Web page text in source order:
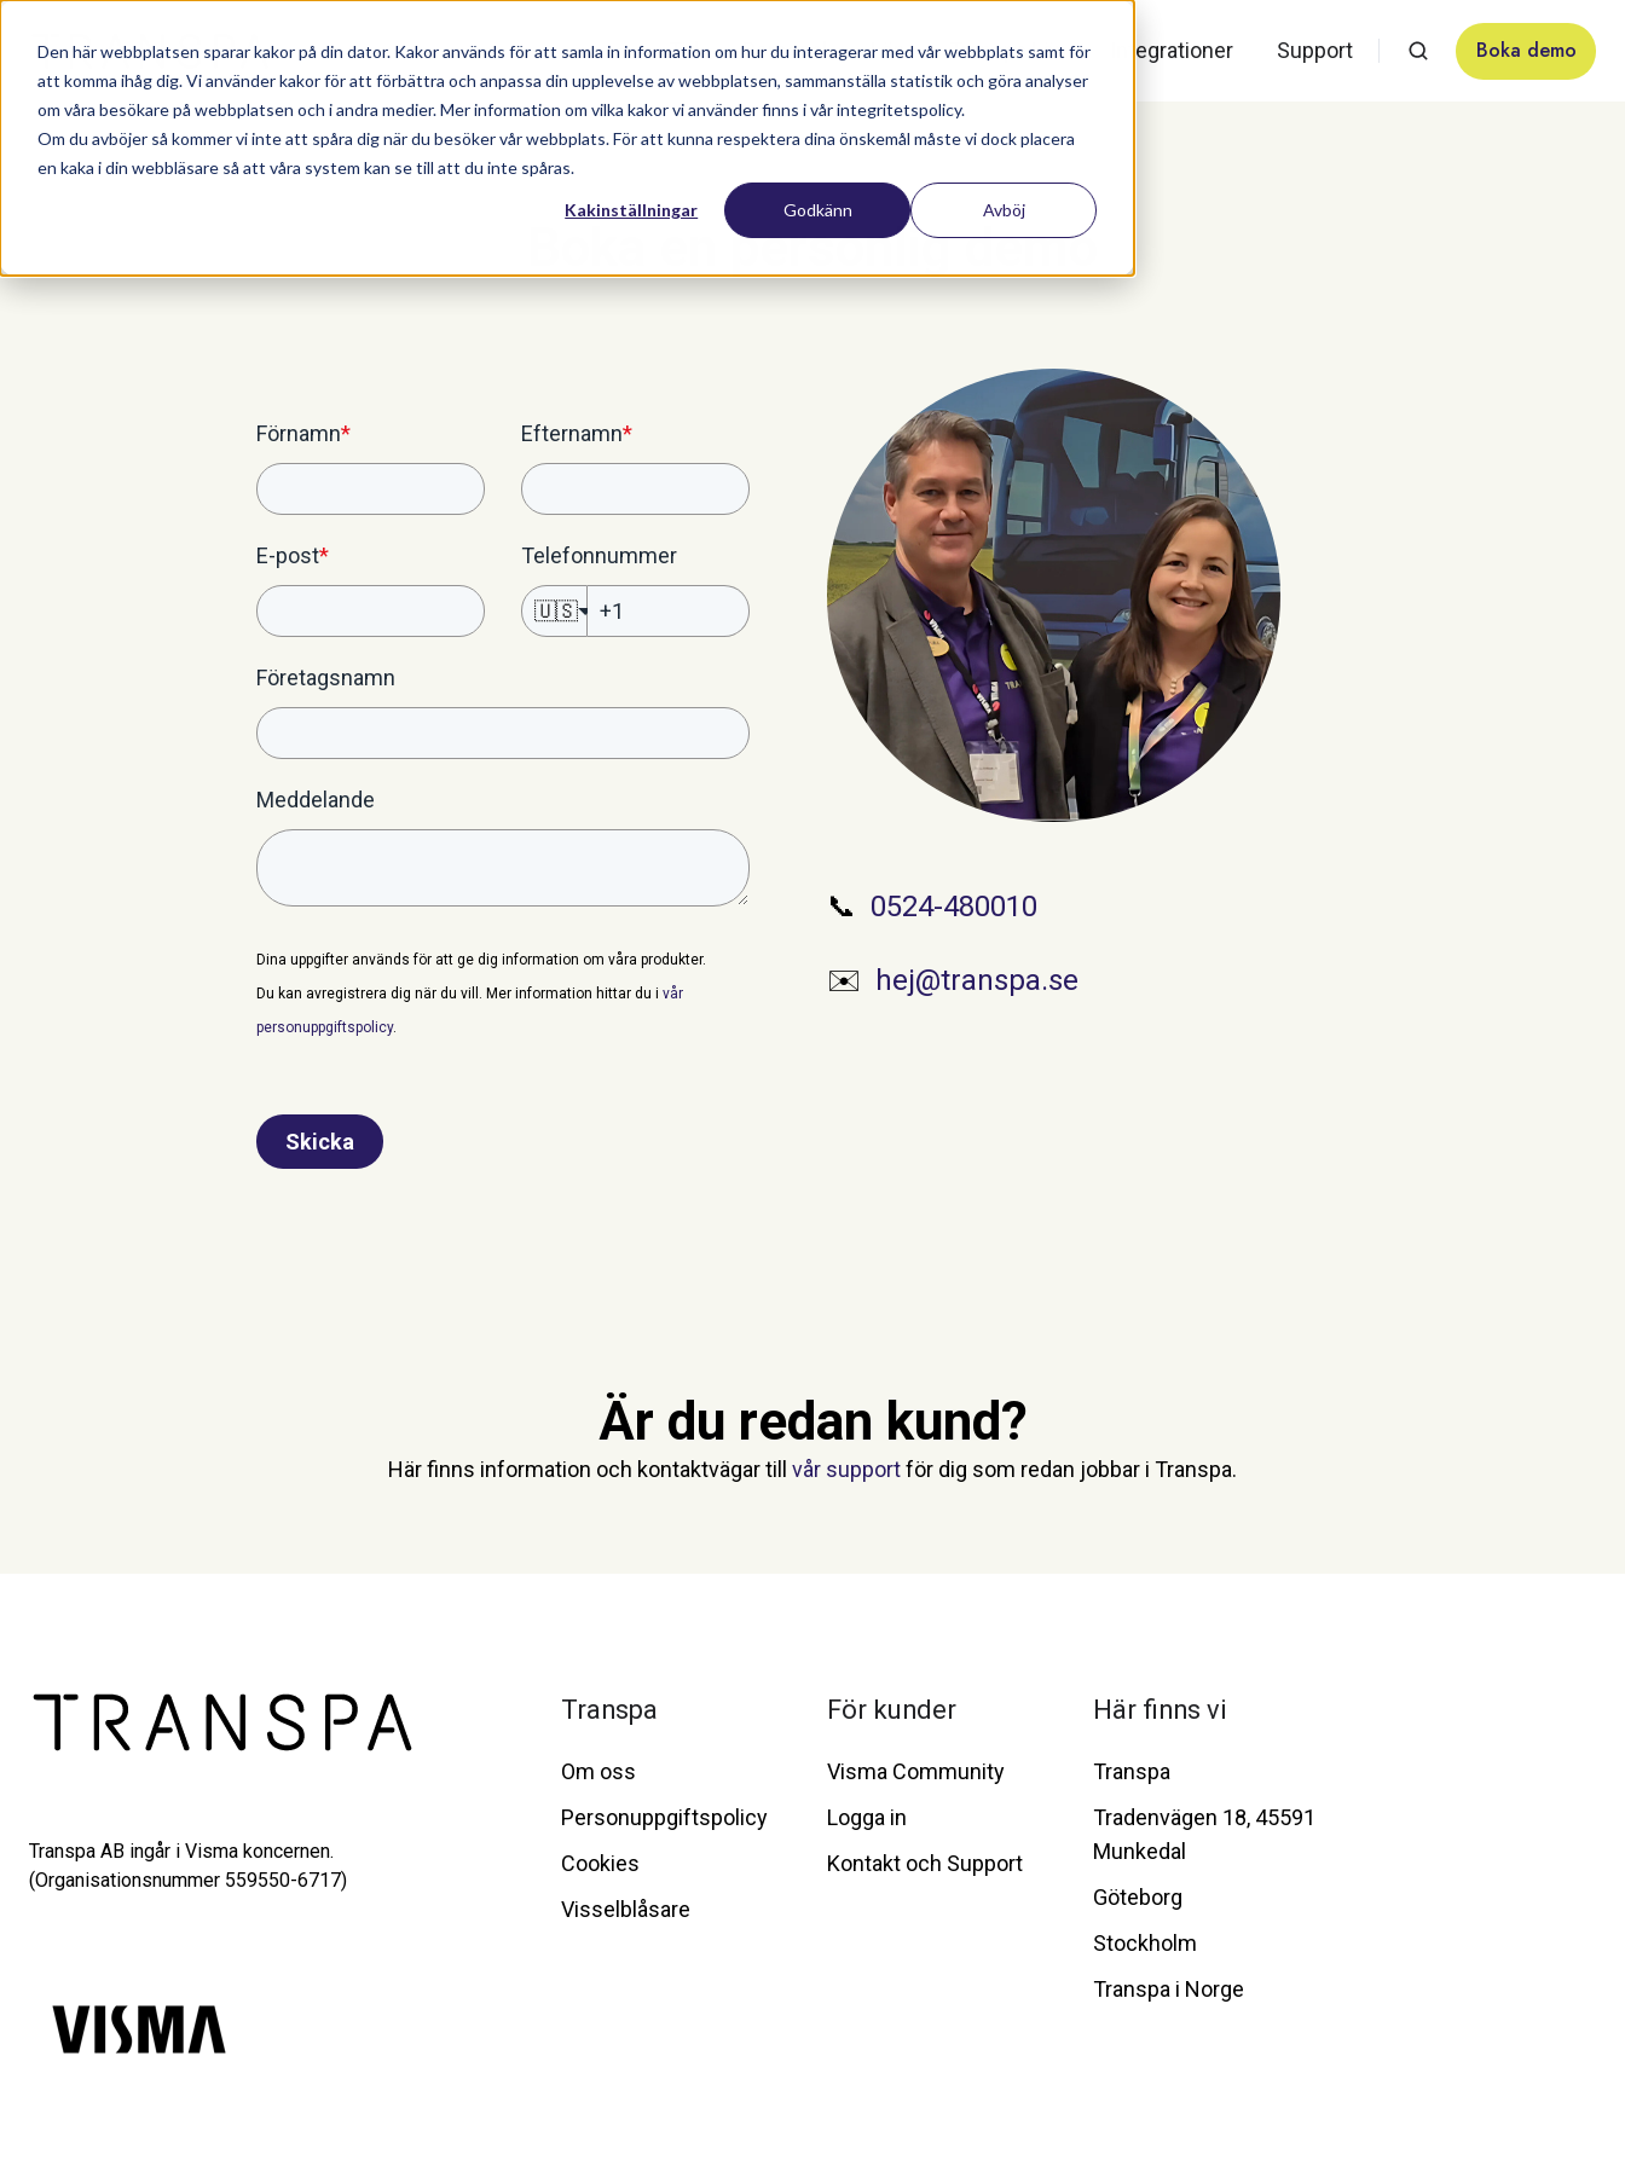
Den här webbplatsen sparar kakor på din dator. Kakor används för att samla in information om hur du interagerar med vår webbplats samt för
att komma ihåg dig. Vi använder kakor för att förbättra och anpassa din upplevelse av webbplatsen, sammanställa statistik och göra analyser
om våra besökare på webbplatsen och i andra medier. Mer information om vilka kakor vi använder finns i vår integritetspolicy.
Om du avböjer så kommer vi inte att spåra dig när du besöker vår webbplats. För att kunna respektera dina önskemål måste vi dock placera
en kaka i din webbläsare så att våra system kan se till att du inte spåras.
Kakinställningar Godkänn Avböj
Tid Personal Lön Transpa Lön Integrationer Support Boka demo
Boka en personlig demo
Förnamn* Efternamn*
E-post* Telefonnummer
🇺🇸
Företagsnamn
Meddelande
Dina uppgifter används för att ge dig information om våra produkter.
Du kan avregistrera dig när du vill. Mer information hittar du i vår
personuppgiftspolicy.
Skicka
📞 0524-480010
✉️ hej@transpa.se
Är du redan kund?
Här finns information och kontaktvägar till vår supportför dig som redan jobbar i Transpa.
Transpa AB ingår i Visma koncernen.
(Organisationsnummer 559550-6717)
Transpa
Om oss
Personuppgiftspolicy
Cookies
Visselblåsare
För kunder
Visma Community
Logga in
Kontakt och Support
Här finns vi
Transpa
Tradenvägen 18, 45591
Munkedal
Göteborg
Stockholm
Transpa i Norge